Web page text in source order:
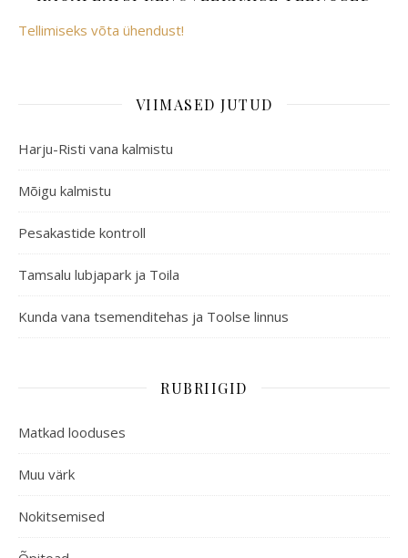
Tellimiseks võta ühendust!
VIIMASED JUTUD
Harju-Risti vana kalmistu
Mõigu kalmistu
Pesakastide kontroll
Tamsalu lubjapark ja Toila
Kunda vana tsemenditehas ja Toolse linnus
RUBRIIGID
Matkad looduses
Muu värk
Nokitsemised